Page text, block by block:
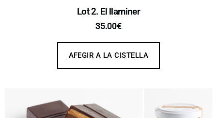
Lot 2. El llaminer
35.00€
AFEGIR A LA CISTELLA